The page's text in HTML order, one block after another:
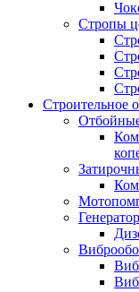
Стропы
Строительное